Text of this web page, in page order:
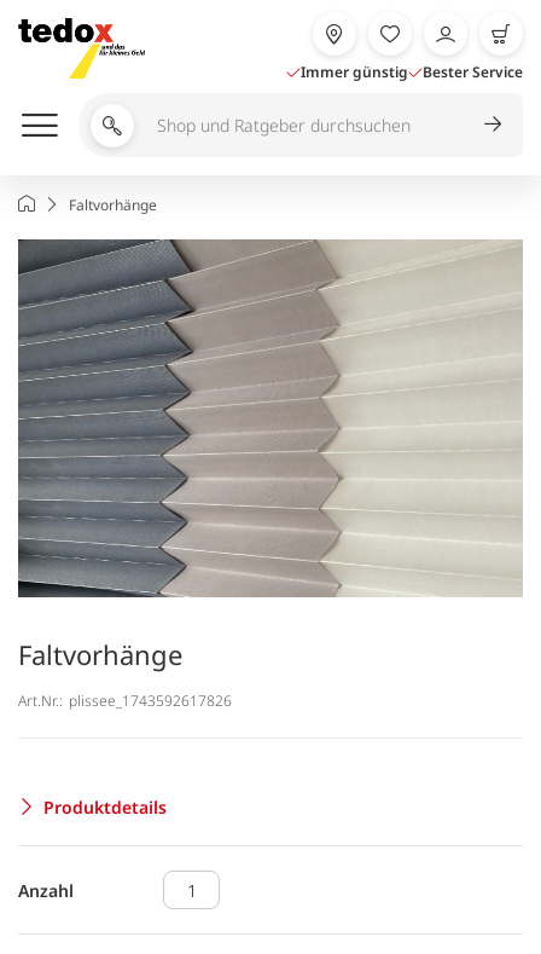
Inhalt
springen
Immer günstig Bester Service
Shop
durchsuchen
StartseiteFaltvorhänge
Faltvorhänge
Art.Nr.: plissee_1743592617826
Produktdetails
Anzahl